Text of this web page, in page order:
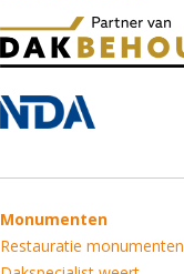
Monumenten
Restauratie monumenten